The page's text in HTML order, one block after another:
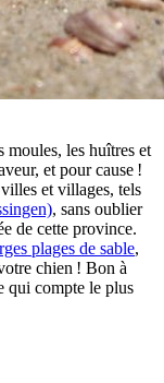
moules, les huîtres et
et pour cause !
et villages, tels
, sans oublier
de cette province.
plages de sable,
chien ! Bon à
qui compte le plus